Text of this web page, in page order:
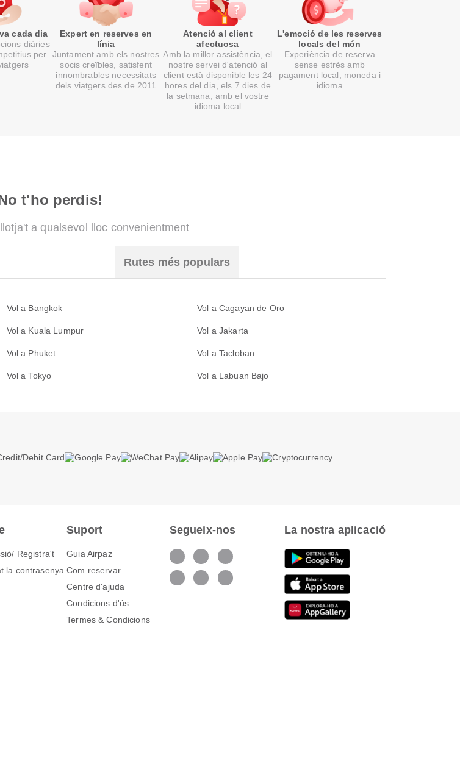
cada dia
diàries
per
Expert en reserves en
línia
Juntament amb els nostres
socis creïbles, satisfent
innombrables necessitats
dels viatgers des de 2011
Atenció al client
afectuosa
Amb la millor assistència, el
nostre servei d'atenció al
client està disponible les 24
hores del dia, els 7 dies de
la setmana, amb el vostre
idioma local
L'emoció de les reserves
locals del món
Experiència de reserva
sense estrès amb
pagament local, moneda i
idioma
t'ho perdis!
a qualsevol lloc convenientment
Rutes més populars
Vol a Bangkok Vol a Cagayan de Oro
Vol a Kuala Lumpur Vol a Jakarta
Vol a Phuket Vol a Tacloban
Vol a Tokyo Vol a Labuan Bajo
Registra't
la contrasenya
Suport
Guia Airpaz
Com reservar
Centre d'ajuda
Condicions d'ús
Termes & Condicions
Segueix-nos La nostra aplicació